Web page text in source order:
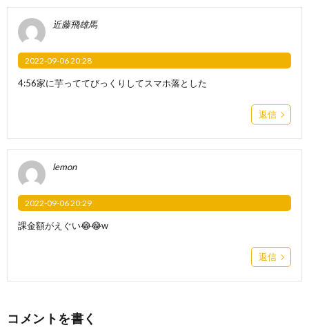
近藤飛雄馬
2022-09-06 20:28
4:56家に芋っててびっくりしてスマホ落とした
返信
lemon
2022-09-06 20:29
課金額がえぐい😂😂w
返信
コメントを書く